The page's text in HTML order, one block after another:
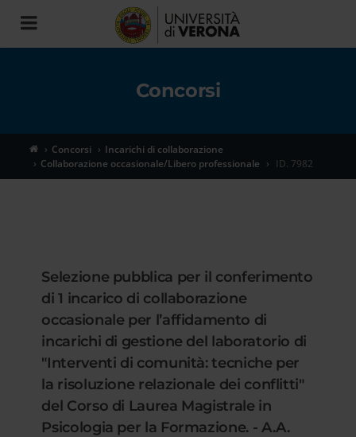
Toggle
navigation
Concorsi
Concorsi
Incarichi di collaborazione
Collaborazione occasionale/Libero professionale
ID. 7982
Selezione pubblica per il conferimento
di 1 incarico di collaborazione
occasionale per l’affidamento di
incarichi di gestione del laboratorio di
"Interventi di comunità: tecniche per
la risoluzione relazionale dei conflitti"
del Corso di Laurea Magistrale in
Psicologia per la Formazione. - A.A.